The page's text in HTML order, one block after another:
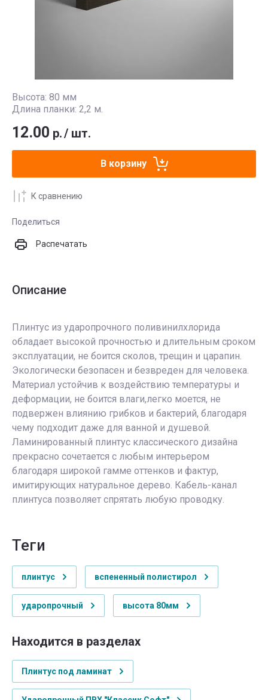
Высота: 80 мм
Длина планки: 2,2 м.
12.00 р./ шт.
В корзину
К сравнению
Поделиться
Распечатать
Описание
Плинтус из ударопрочного поливинилхлорида
обладает высокой прочностью и длительным сроком
эксплуатации, не боится сколов, трещин и царапин.
Экологически безопасен и безвреден для человека.
Материал устойчив к воздействию температуры и
деформации, не боится влаги,легко моется, не
подвержен влиянию грибков и бактерий, благодаря
чему подходит даже для ванной и душевой.
Ламинированный плинтус классического дизайна
прекрасно сочетается с любым интерьером
благодаря широкой гамме оттенков и фактур,
имитирующих натуральное дерево. Кабель-канал
плинтуса позволяет спрятать любую проводку.
теги
плинтус вспененный полистирол
ударопрочный высота 80мм
Находится в разделах
Плинтус под ламинат